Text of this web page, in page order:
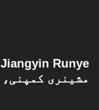
مشینری